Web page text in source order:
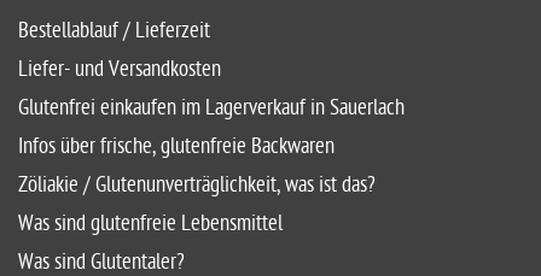
Bestellablauf / Lieferzeit
Liefer- und Versandkosten
Glutenfrei einkaufen im Lagerverkauf in Sauerlach
Infos über frische, glutenfreie Backwaren
Zöliakie / Glutenunverträglichkeit, was ist das?
Was sind glutenfreie Lebensmittel
Was sind Glutentaler?